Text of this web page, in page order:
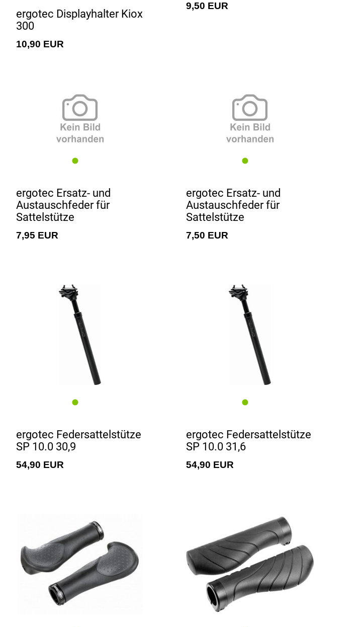
ergotec Displayhalter Kiox
300
10,90 EUR
9,50 EUR
ergotec Ersatz- und
Austauschfeder für
Sattelstütze
7,95 EUR
ergotec Ersatz- und
Austauschfeder für
Sattelstütze
7,50 EUR
ergotec Federsattelstütze
SP 10.0 30,9
54,90 EUR
ergotec Federsattelstütze
SP 10.0 31,6
54,90 EUR